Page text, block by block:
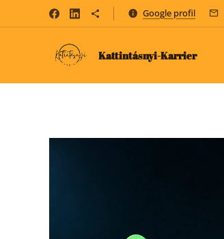
Google profil
Kattintásnyi-Karrier